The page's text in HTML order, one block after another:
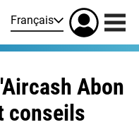
Français
Abon
conseils